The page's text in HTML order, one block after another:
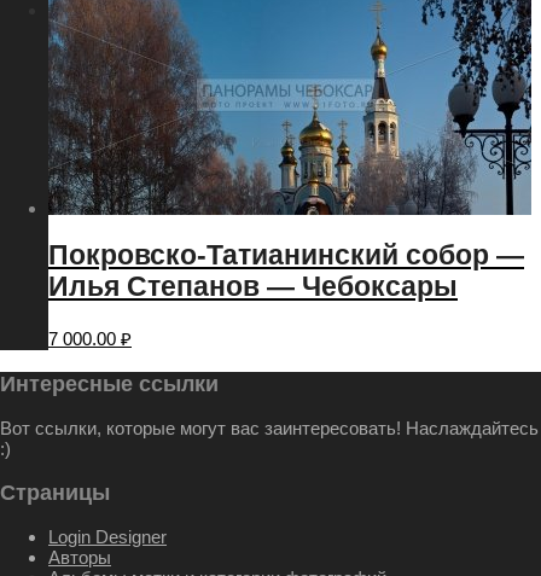
Меню Меню
Покровско-Татианинский собор —
Илья Степанов — Чебоксары
7 000.00 ₽
Интересные ссылки
Вот ссылки, которые могут вас заинтересовать! Наслаждайтесь
:)
Страницы
Login Designer
Авторы